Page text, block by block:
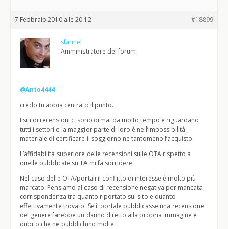
7 Febbraio 2010 alle 20:12 #18899
sfarinel
Amministratore del forum
@Anto4444
credo tu abbia centrato il punto.
I siti di recensioni ci sono ormai da molto tempo e riguardano
tutti i settori e la maggior parte di loro è nell’impossibilità
materiale di certificare il soggiorno ne tantomeno l’acquisto.
L’affidabilità superiore delle recensioni sulle OTA rispetto a
quelle pubblicate su TA mi fa sorridere.
Nel caso delle OTA/portali il conflitto di interesse è molto più
marcato. Pensiamo al caso di recensione negativa per mancata
corrispondenza tra quanto riportato sul sito e quanto
effettivamente trovato. Se il portale pubblicasse una recensione
del genere farebbe un danno diretto alla propria immagine e
dubito che ne pubblichino molte.